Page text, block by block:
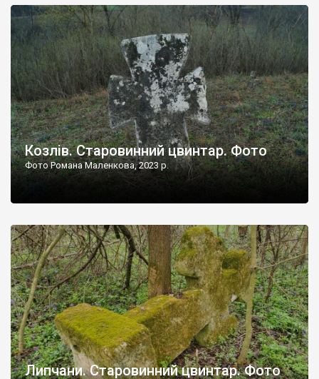
не видно, але видно дві стареньких колії у траві – […]
Козлів. Старовинний цвинтар. Фото
Фото Романа Маленкова, 2023 р.
Липчани. Старовинний цвинтар. Фото